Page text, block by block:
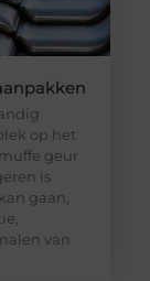
op het
geur
is
gaan,
van